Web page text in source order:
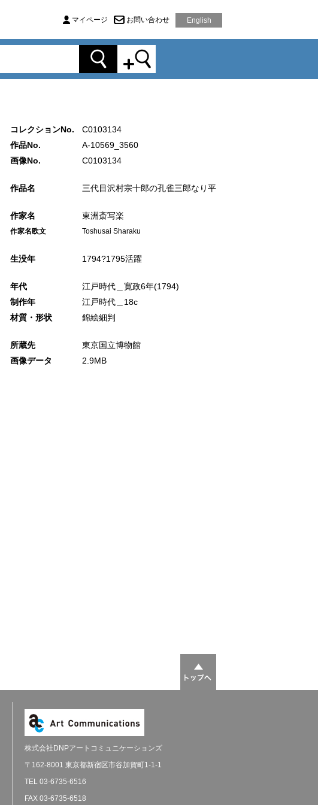
マイページ お問い合わせ English
コレクションNo.
C0103134
作品No.
A-10569_3560
画像No.
C0103134
作品名 三代目沢村宗十郎の孔雀三郎なり平
作家名 東洲斎写楽
作家名欧文 Toshusai Sharaku
生没年 1794?1795活躍
年代
江戸時代＿寛政6年(1794)
制作年
江戸時代＿18c
材質・形状
錦絵細判
所蔵先
東京国立博物館
画像データ
2.9MB
株式会社DNPアートコミュニケーションズ
〒162-8001 東京都新宿区市谷加賀町1-1-1
TEL 03-6735-6516
FAX 03-6735-6518